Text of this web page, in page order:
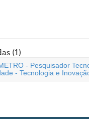
(1)
- Pesquisador
- Tecnologia e